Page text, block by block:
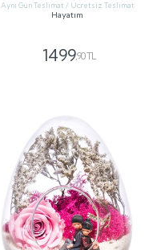
Aynı Gün Teslimat / Ücretsiz Teslimat
Hayatım
1499,90 TL